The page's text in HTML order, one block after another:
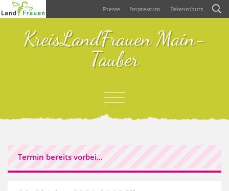
Presse Impressum Datenschutz
KreisLandFrauen Main-
Tauber
Termin bereits vorbei...